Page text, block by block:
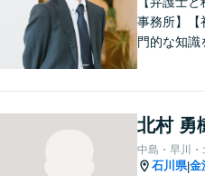
事務所】【
門的な知識
ジあります
北村 勇
中島・早川
石川県|金